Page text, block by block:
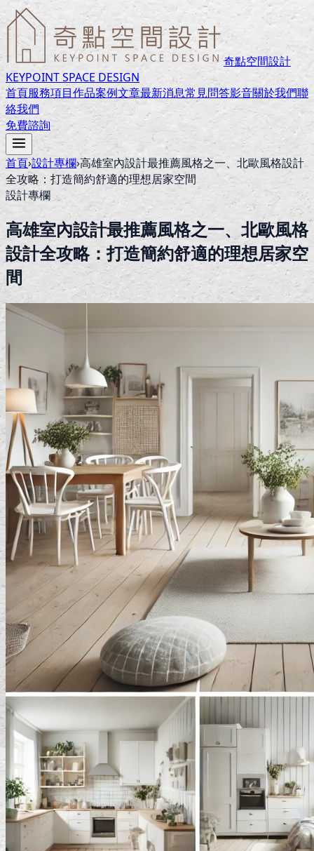
奇點空間設計
KEYPOINT SPACE DESIGN
首頁服務項目作品案例文章最新消息常見問答影音關於我們聯
絡我們
免費諮詢
首頁›設計專欄›高雄室內設計最推薦風格之一、北歐風格設計
全攻略：打造簡約舒適的理想居家空間
設計專欄
高雄室內設計最推薦風格之一、北歐風格
設計全攻略：打造簡約舒適的理想居家空
間